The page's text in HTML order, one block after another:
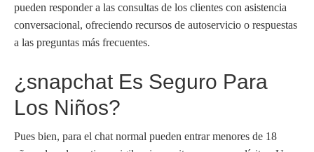
pueden responder a las consultas de los clientes con asistencia
conversacional, ofreciendo recursos de autoservicio o respuestas
a las preguntas más frecuentes.
¿snapchat Es Seguro Para
Los Niños?
Pues bien, para el chat normal pueden entrar menores de 18